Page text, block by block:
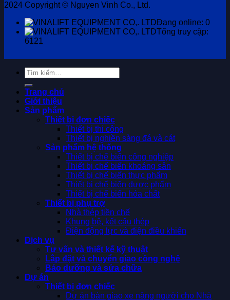
2024 Copyright © Nguyen Vinh Co., Ltd.
Đang online: 0
Tổng truy cập:
6121
Tìm
kiếm:
Trang chủ
Giới thiệu
Sản phẩm
Thiết bị đơn chiếc
Thiết bị thi công
Thiết bị nghiền sàng đá và cát
Sản phẩm hệ thống
Thiết bị chế biến công nghiệp
Thiết bị chế biến khoáng sản
Thiết bị chế biến thực phẩm
Thiết bị chế biến dược phẩm
Thiết bị chế biến hóa chất
Thiết bị phụ trợ
Nhà thép tiền chế
Khung bệ, kết cấu thép
Điện động lực và điện điều khiển
Dịch vụ
Tư vấn và thiết kế kỹ thuật
Lắp đặt và chuyển giao công nghệ
Bảo dưỡng và sửa chữa
Dự án
Thiết bị đơn chiếc
Dự án bàn giao xe nâng người cho Nhà